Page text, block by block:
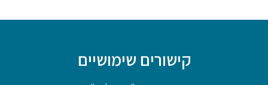
קישורים שימושיים